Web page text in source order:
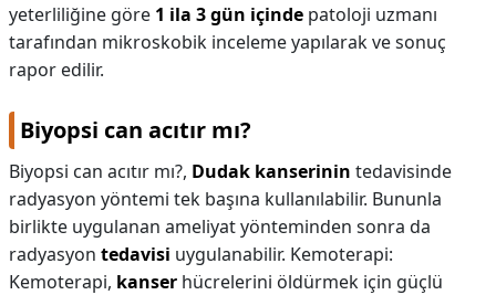
yeterliliğine göre 1 ila 3 gün içinde patoloji uzmanı
tarafından mikroskobik inceleme yapılarak ve sonuç
rapor edilir.
Biyopsi can acıtır mı?
Biyopsi can acıtır mı?, Dudak kanserinin tedavisinde
radyasyon yöntemi tek başına kullanılabilir. Bununla
birlikte uygulanan ameliyat yönteminden sonra da
radyasyon tedavisi uygulanabilir. Kemoterapi:
Kemoterapi, kanser hücrelerini öldürmek için güçlü